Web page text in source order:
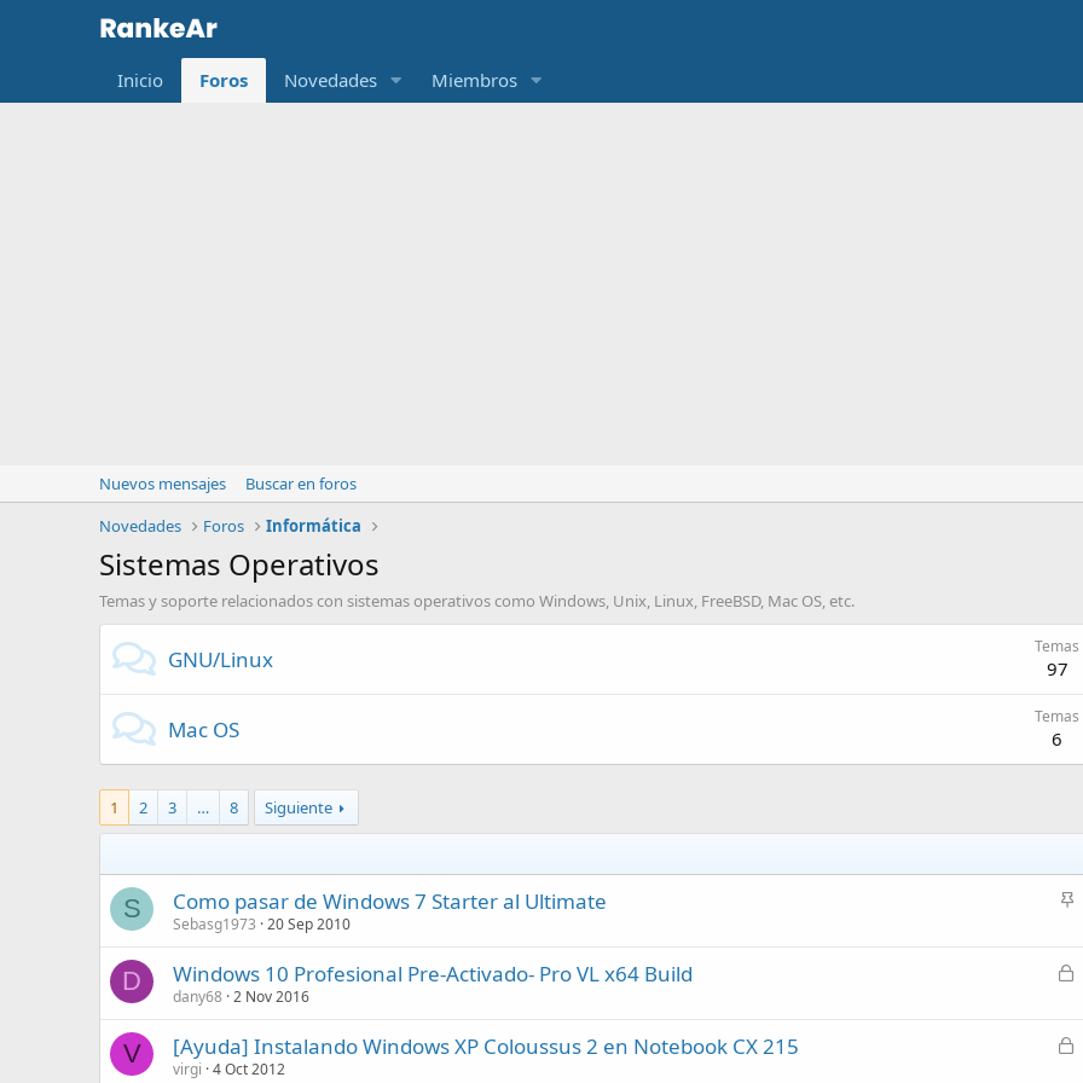
Inicio Foros Novedades Miembros
Nuevos mensajes
Buscar en foros
Novedades
Foros Informática
Sistemas Operativos
Temas y soporte relacionados con sistemas operativos como Windows, Unix, Linux, FreeBSD, Mac OS, etc.
GNU/Linux Temas
97
Mac OS Temas
6
1 2 3 … 8 Siguiente
S
A
l
o
Como pasar de Windows 7 Starter al Ultimate
Sebasg1973 20 Sep 2010
D
C
r
Windows 10 Profesional Pre-Activado- Pro VL x64 Build
dany68 2 Nov 2016
V
C
[Ayuda] Instalando Windows XP Coloussus 2 en Notebook CX 215
virgi 4 Oct 2012